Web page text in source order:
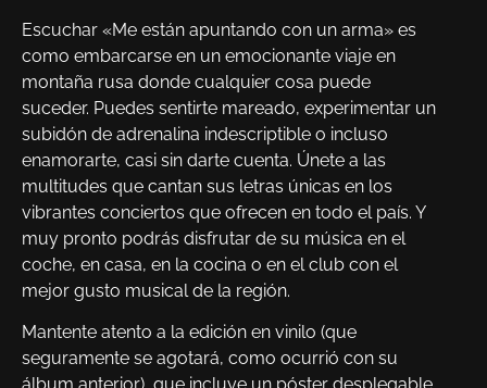
Escuchar «Me están apuntando con un arma» es
como embarcarse en un emocionante viaje en
montaña rusa donde cualquier cosa puede
suceder. Puedes sentirte mareado, experimentar un
subidón de adrenalina indescriptible o incluso
enamorarte, casi sin darte cuenta. Únete a las
multitudes que cantan sus letras únicas en los
vibrantes conciertos que ofrecen en todo el país. Y
muy pronto podrás disfrutar de su música en el
coche, en casa, en la cocina o en el club con el
mejor gusto musical de la región.
Mantente atento a la edición en vinilo (que
seguramente se agotará, como ocurrió con su